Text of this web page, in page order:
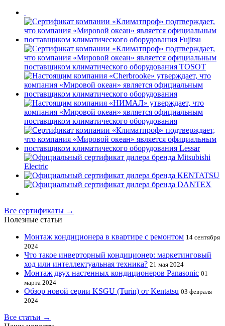
Все сертификаты →
Полезные статьи
Монтаж кондиционера в квартире с ремонтом 14 сентября
2024
Что такое инверторный кондиционер: маркетинговый
ход или интеллектуальная техника? 21 мая 2024
Монтаж двух настенных кондиционеров Panasonic 01
марта 2024
Обзор новой серии KSGU (Turin) от Kentatsu 03 февраля
2024
Все статьи →